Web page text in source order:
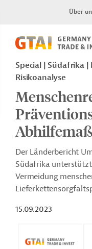
Über
Special | Südafrika |
Risikoanalyse
Der Länderbericht
Südafrika
Vermeidung
15.09.2023